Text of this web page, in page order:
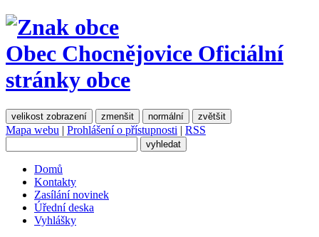
Obec Chocnějovice Oficiální
stránky obce
velikost zobrazení zmenšit normální zvětšit
Mapa webu | Prohlášení o přístupnosti | RSS
Domů
Kontakty
Zasílání novinek
Úřední deska
Vyhlášky